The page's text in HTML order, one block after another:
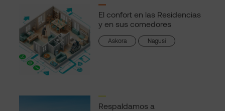
El confort en las Residencias
y en sus comedores
Askora Nagusi
Respaldamos a